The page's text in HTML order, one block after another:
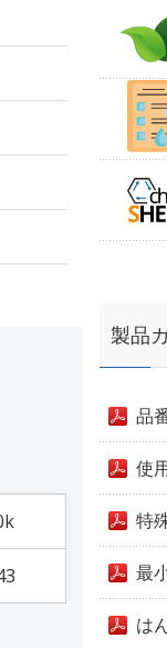
製品
品
使
特
最
は